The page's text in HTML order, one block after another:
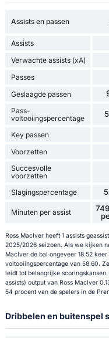
Assists en passen
Assists
Verwachte assists (xA)
Passes
Geslaagde passen
Pass-
voltooiingspercentage
Key passen
Voorzetten
Succesvolle
voorzetten
Slagingspercentage
Minuten per assist
Ross MacIver heeft 1 assists
2025/2026 seizoen. Als we kijken
MacIver de bal ongeveer 18.52
voltooiingspercentage van 58.60.
leidt tot belangrijke
assists) output van Ross MacIver
54 procent van de spelers in de
Dribbelen en buitenspel